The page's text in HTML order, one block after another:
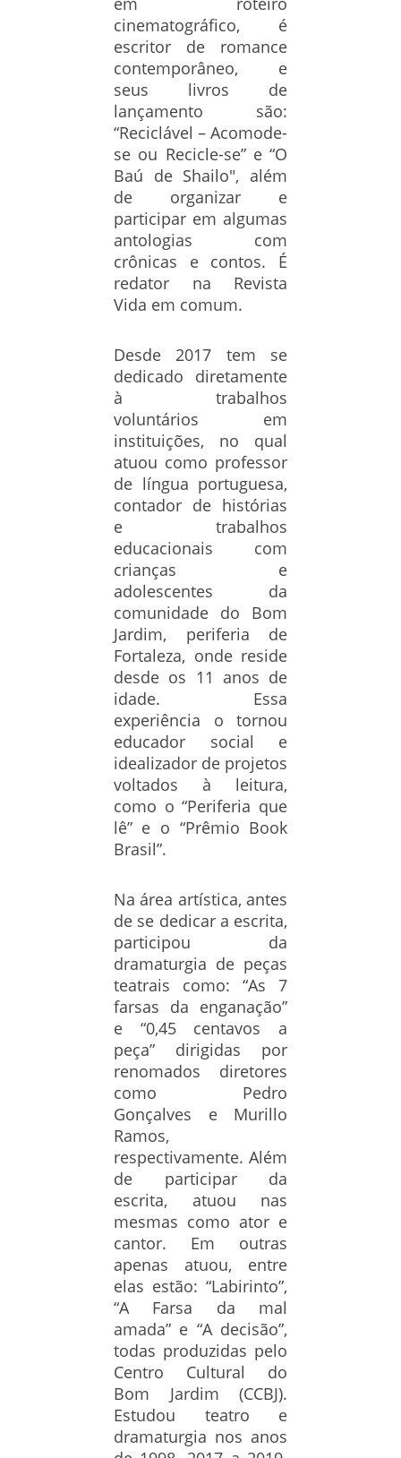
cinematográfico, é
escritor de romance
contemporâneo, e
seus livros de
lançamento são:
“Reciclável – Acomode-
se ou Recicle-se” e “O
Baú de Shailo", além
de organizar e
participar em algumas
antologias com
crônicas e contos. É
redator na Revista
Vida em comum.
Desde 2017 tem se
dedicado diretamente
à trabalhos
voluntários em
instituições, no qual
atuou como professor
de língua portuguesa,
contador de histórias
e trabalhos
educacionais com
crianças e
adolescentes da
comunidade do Bom
Jardim, periferia de
Fortaleza, onde reside
desde os 11 anos de
idade. Essa
experiência o tornou
educador social e
idealizador de projetos
voltados à leitura,
como o “Periferia que
lê” e o “Prêmio Book
Brasil”.
Na área artística, antes
de se dedicar a escrita,
participou da
dramaturgia de peças
teatrais como: “As 7
farsas da enganação”
e “0,45 centavos a
peça” dirigidas por
renomados diretores
como Pedro
Gonçalves e Murillo
Ramos,
respectivamente. Além
de participar da
escrita, atuou nas
mesmas como ator e
cantor. Em outras
apenas atuou, entre
elas estão: “Labirinto”,
“A Farsa da mal
amada” e “A decisão”,
todas produzidas pelo
Centro Cultural do
Bom Jardim (CCBJ).
Estudou teatro e
dramaturgia nos anos